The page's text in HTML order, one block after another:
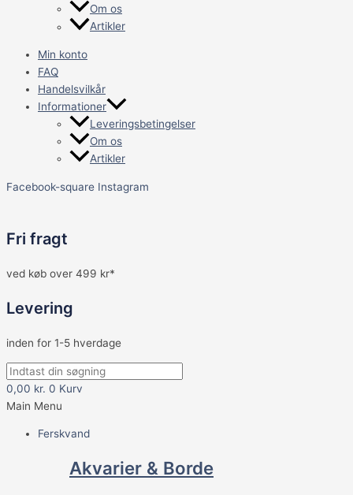
Om os
Artikler
Min konto
FAQ
Handelsvilkår
Informationer
Leveringsbetingelser
Om os
Artikler
Facebook-square Instagram
Fri fragt
ved køb over 499 kr*
Levering
inden for 1-5 hverdage
0,00 kr. 0 Kurv
Main Menu
Ferskvand
Akvarier & Borde